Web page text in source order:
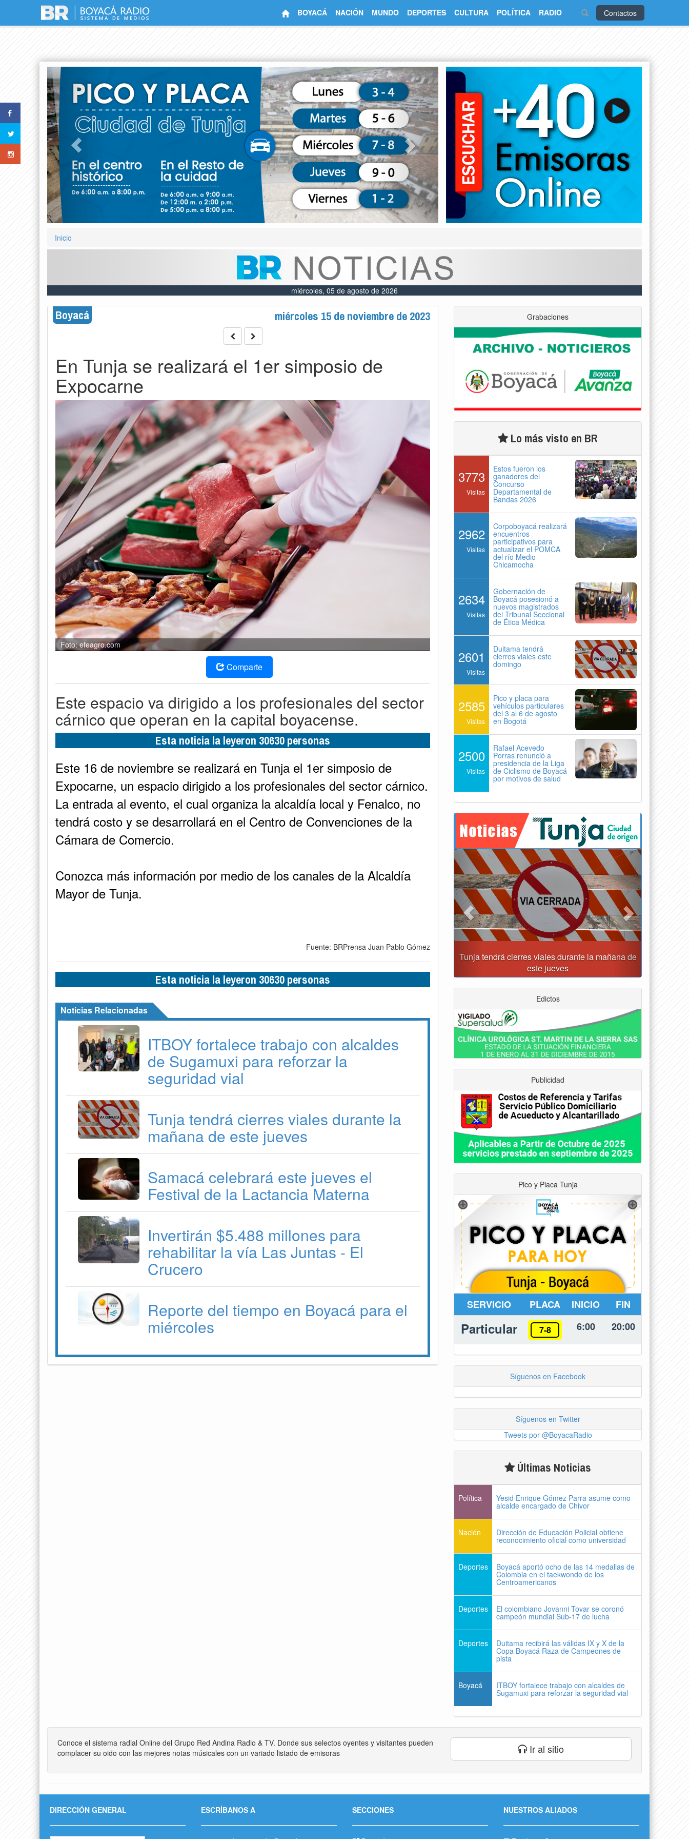
Contactos
BOYACÁ NACIÓN MUNDO DEPORTES CULTURA POLÍTICA RADIO
Next
Inicio
miércoles, 05 de agosto de 2026
Boyacá miércoles 15 de noviembre de 2023
En Tunja se realizará el 1er simposio de
Expocarne
Foto: efeagro.com
Comparte
Este espacio va dirigido a los profesionales del sector
cárnico que operan en la capital boyacense.
Esta noticia la leyeron 30630 personas
Este 16 de noviembre se realizará en Tunja el 1er simposio de
Expocarne, un espacio dirigido a los profesionales del sector cárnico.
La entrada al evento, el cual organiza la alcaldía local y Fenalco, no
tendrá costo y se desarrollará en el Centro de Convenciones de la
Cámara de Comercio.
Conozca más información por medio de los canales de la Alcaldía
Mayor de Tunja.
Fuente: BRPrensa Juan Pablo Gómez
Esta noticia la leyeron 30630 personas
Noticias Relacionadas
ITBOY fortalece trabajo con alcaldes
de Sugamuxi para reforzar la
seguridad vial
Tunja tendrá cierres viales durante la
mañana de este jueves
Samacá celebrará este jueves el
Festival de la Lactancia Materna
Invertirán $5.488 millones para
rehabilitar la vía Las Juntas - El
Crucero
Reporte del tiempo en Boyacá para el
miércoles
Grabaciones
Lo más visto en BR
3773
Visitas
Estos fueron los
ganadores del
Concurso
Departamental de
Bandas 2026
2962
Visitas
Corpoboyacá realizará
encuentros
participativos para
actualizar el POMCA
del río Medio
Chicamocha
2634
Visitas
Gobernación de
Boyacá posesionó a
nuevos magistrados
del Tribunal Seccional
de Ética Médica
2601
Visitas
Duitama tendrá
cierres viales este
domingo
2585
Visitas
Pico y placa para
vehículos particulares
del 3 al 6 de agosto
en Bogotá
2500
Visitas
Rafael Acevedo
Porras renunció a
presidencia de la Liga
de Ciclismo de Boyacá
por motivos de salud
Tunja recibirá la Gran Copa de Fútbol Sala
Prejuvenil los días 22 y 29 de agosto
Previous Next
Edictos
Publicidad
Pico y Placa Tunja
SERVICIO PLACA INICIO FIN
Particular 7-8 6:00 20:00
Síguenos en Facebook
Síguenos en Twitter
Tweets por @BoyacaRadio
Últimas Noticias
Política Yesid Enrique Gómez Parra asume como
alcalde encargado de Chivor
Nación Dirección de Educación Policial obtiene
reconocimiento oficial como universidad
Deportes Boyacá aportó ocho de las 14 medallas de
Colombia en el taekwondo de los
Centroamericanos
Deportes El colombiano Jovanni Tovar se coronó
campeón mundial Sub-17 de lucha
Deportes Duitama recibirá las válidas IX y X de la
Copa Boyacá Raza de Campeones de
pista
Boyacá ITBOY fortalece trabajo con alcaldes de
Sugamuxi para reforzar la seguridad vial
Conoce el sistema radial Online del Grupo Red Andina Radio & TV. Donde sus selectos oyentes y visitantes pueden
complacer su oido con las mejores notas músicales con un variado listado de emisoras
Ir al sitio
DIRECCIÓN GENERAL ESCRÍBANOS A SECCIONES NUESTROS ALIADOS